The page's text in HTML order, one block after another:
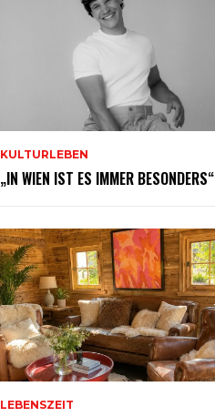
KULTURLEBEN
„IN WIEN IST ES IMMER BESONDERS“
LEBENSZEIT